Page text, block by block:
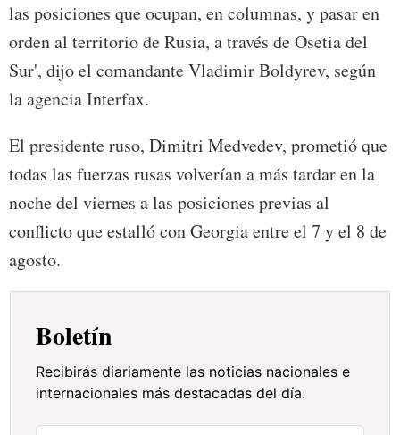
las posiciones que ocupan, en columnas, y pasar en
orden al territorio de Rusia, a través de Osetia del
Sur', dijo el comandante Vladimir Boldyrev, según
la agencia Interfax.
El presidente ruso, Dimitri Medvedev, prometió que
todas las fuerzas rusas volverían a más tardar en la
noche del viernes a las posiciones previas al
conflicto que estalló con Georgia entre el 7 y el 8 de
agosto.
Boletín
Recibirás diariamente las noticias nacionales e
internacionales más destacadas del día.